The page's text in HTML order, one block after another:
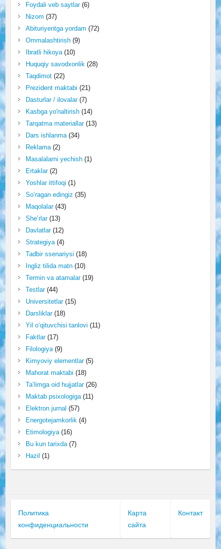
Foydali veb saytlar(6)
Nizom (37)
Abituriyentga yordam (72)
Ommalashtirish(9)
Ibratli hikoya(10)
Huquqiy savodxonlik (28)
Taqdimot(22)
Prezident maktabi (21)
Dasturlar / ilovalar(7)
Kasbga yo'naltirish(14)
Tarqatma materiallar(13)
Dars ishlanma(34)
Reklama(2)
Masalalarni yechish(1)
Ertaklar(2)
Yoshlar ittifoqi (1)
So‘ragan edingiz (35)
Maqolalar(43)
She’rlar(13)
Davlatlar(12)
Strategiya(4)
Tadbir ssenariysi (18)
Ingliz tilida matn(10)
Termin va atamalar(19)
Testlar(44)
Universitetlar(15)
Darsliklar(18)
Yil o‘qituvchisi tanlovi (11)
Faktlar(17)
Filologiya(9)
Kimyoviy elementlar(5)
Mahorat maktabi (18)
Ta’limga oid hujjatlar(26)
Maktab psixologiga(11)
Elektron jurnal (57)
Energotejamkorlik (4)
Etimologiya(16)
Bu kun tarixda(7)
Hazil (1)
Политика
конфиденциальности
Карта
сайта
Контакт